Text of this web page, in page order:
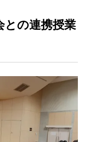
との連携授業